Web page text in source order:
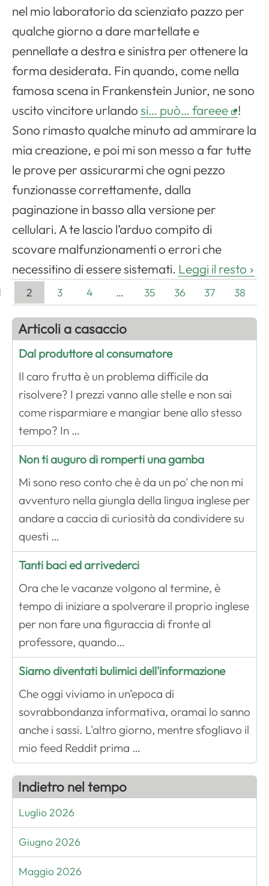
nel mio laboratorio da scienziato pazzo per
qualche giorno a dare martellate e
pennellate a destra e sinistra per ottenere la
forma desiderata. Fin quando, come nella
famosa scena in Frankenstein Junior, ne sono
uscito vincitore urlandosi… può… fareee
!
Sono rimasto qualche minuto ad ammirare la
mia creazione, e poi mi son messo a far tutte
le prove per assicurarmi che ogni pezzo
funzionasse correttamente, dalla
paginazione in basso alla versione per
cellulari. A te lascio l’arduo compito di
scovare malfunzionamenti o errori che
necessitino di essere sistemati. Leggi il resto
2 3 4 … 35 36 37 38
Articoli a casaccio
Dal produttore al consumatore
Il caro frutta è un problema difficile da
risolvere? I prezzi vanno alle stelle e non sai
come risparmiare e mangiar bene allo stesso
tempo? In …
Non ti auguro di romperti una gamba
Mi sono reso conto che è da un po' che non mi
avventuro nella giungla della lingua inglese per
andare a caccia di curiosità da condividere su
questi …
Tanti baci ed arrivederci
Ora che le vacanze volgono al termine, è
tempo di iniziare a spolverare il proprio inglese
per non fare una figuraccia di fronte al
professore, quando…
Siamo diventati bulimici dell'informazione
Che oggi viviamo in un’epoca di
sovrabbondanza informativa, oramai lo sanno
anche i sassi. L'altro giorno, mentre sfogliavo il
mio feed Reddit prima …
Indietro nel tempo
Luglio 2026
Giugno 2026
Maggio 2026